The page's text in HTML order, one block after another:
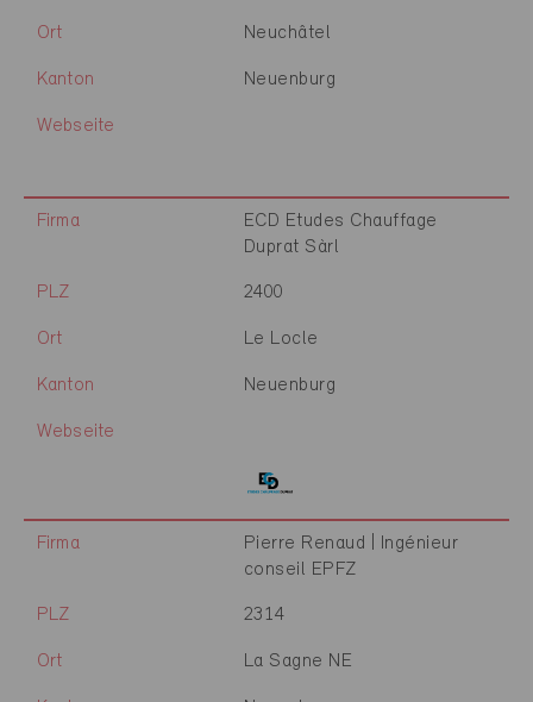
Ort Neuchâtel
Kanton Neuenburg
Webseite
Firma
ECD Etudes Chauffage
Duprat Sàrl
PLZ 2400
Ort Le Locle
Kanton Neuenburg
Webseite
Firma
Pierre Renaud | Ingénieur
conseil EPFZ
PLZ 2314
Ort La Sagne NE